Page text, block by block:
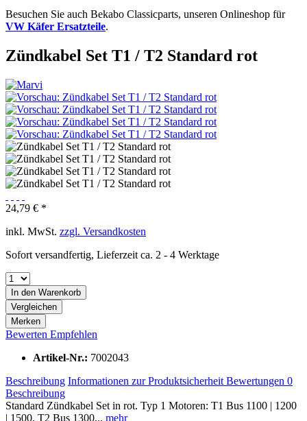
Besuchen Sie auch Bekabo Classicparts, unseren Onlineshop für
VW Käfer Ersatzteile.
Zündkabel Set T1 / T2 Standard rot
24,79 € *
inkl. MwSt. zzgl. Versandkosten
Sofort versandfertig, Lieferzeit ca. 2 - 4 Werktage
In den Warenkorb
Vergleichen
Merken
Bewerten Empfehlen
Artikel-Nr.: 7002043
Beschreibung Informationen zur Produktsicherheit Bewertungen 0
Beschreibung
Standard Zündkabel Set in rot. Typ 1 Motoren: T1 Bus 1100 | 1200
| 1500. T2 Bus 1300... mehr